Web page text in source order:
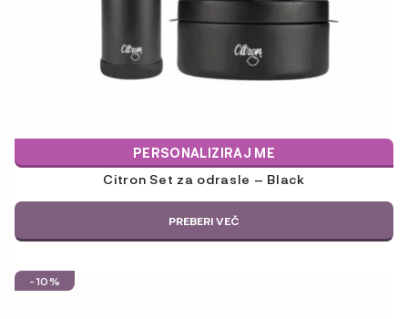
PERSONALIZIRAJ ME
Citron Set za odrasle – Black
PREBERI VEČ
-10%